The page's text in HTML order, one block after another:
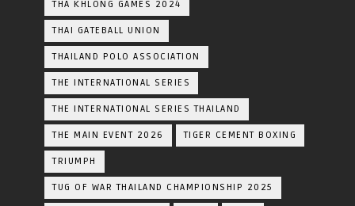
THA KHLONG GAMES 2024
THAI GATEBALL UNION
THAILAND POLO ASSOCIATION
THE INTERNATIONAL SERIES
THE INTERNATIONAL SERIES THAILAND
THE MAIN EVENT 2026 TIGER CEMENT BOXING
TRIUMPH
TUG OF WAR THAILAND CHAMPIONSHIP 2025